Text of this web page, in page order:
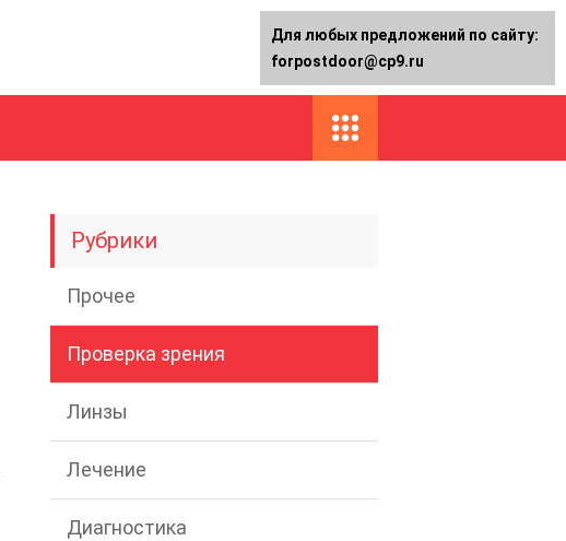
Рубрики
Прочее
Проверка зрения
Линзы
Лечение
Диагностика
Для любых предложений по сайту:
forpostdoor@cp9.ru